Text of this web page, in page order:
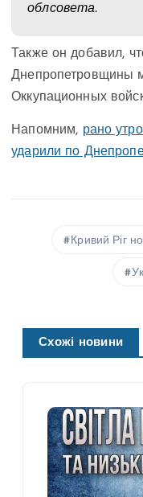
облсовета.
Также он добавил,
Днепропетровщины
Оккупационных
Напомним, рано
ударили по
Кривий Ріг
Схожі новини